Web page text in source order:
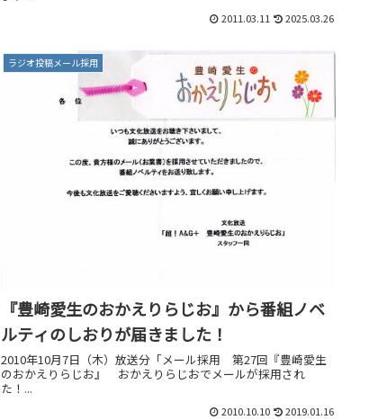
2011.03.11 2025.03.26
ラジオ投稿メール採用
『豊崎愛生のおかえりらじお』から番組ノベ
ルティのしおりが届きました！
2010年10月7日（木）放送分「メール採用 第27回『豊崎愛生
のおかえりらじお』 おかえりらじおでメールが採用され
た！...
2010.10.10 2019.01.16